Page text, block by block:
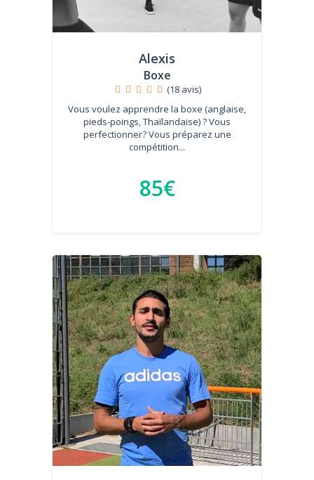
Alexis
Boxe
(18 avis)
Vous voulez apprendre la boxe (anglaise,
pieds-poings, Thaïlandaise) ? Vous
perfectionner? Vous préparez une
compétition...
85€